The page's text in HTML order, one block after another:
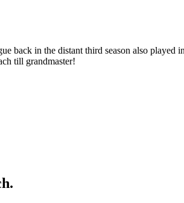
back in the distant third season also
till grandmaster!